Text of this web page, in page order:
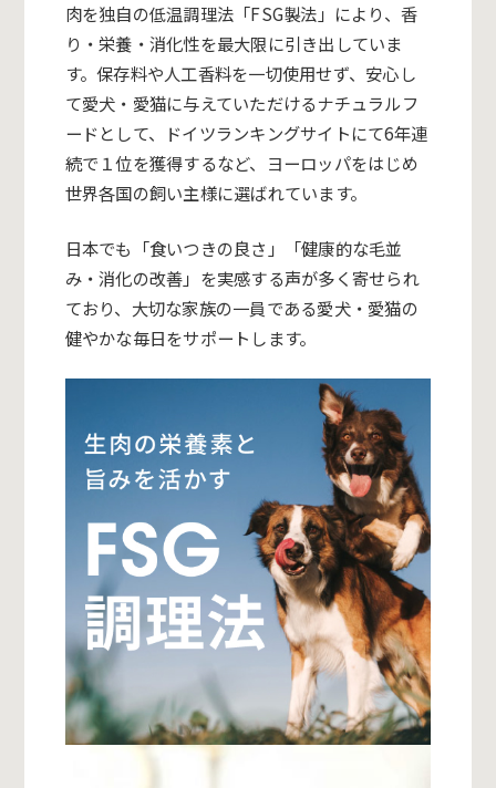
肉を独自の低温調理法「FSG製法」により、香
り・栄養・ 消化性を最大限に引き出していま
す。保存料や人工香料を一切使用せず、安心し
て愛犬・ 愛猫に与えていただけるナチュラルフ
ードとして、
ドイツランキングサイトにて6年連
続で１位を獲得するなど、
ヨーロッパをはじめ
世界各国の飼い主様に選ばれています。
日本でも「食いつきの良さ」「健康的な毛並
み・消化の改善」 を実感する声が多く寄せられ
ており、 大切な家族の一員である愛犬・ 愛猫の
健やかな毎日をサポートします。